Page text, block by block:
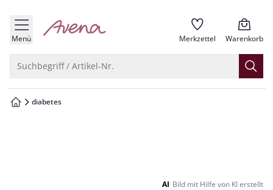
springen
springen
springen
springen
Menü zur Startseite Merkzettel Warenkorb
Suchbegriff / Artikel-Nr.
zur Startseite
diabetes
AI Bild mit Hilfe von KI erstellt